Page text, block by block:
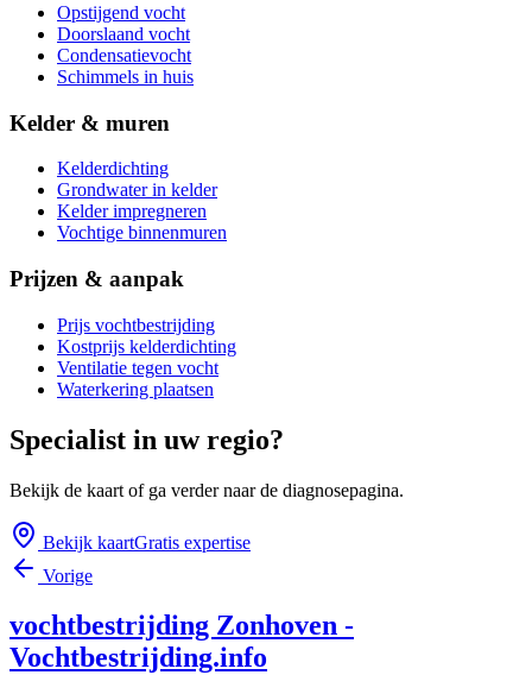
Opstijgend vocht
Doorslaand vocht
Condensatievocht
Schimmels in huis
Kelder & muren
Kelderdichting
Grondwater in kelder
Kelder impregneren
Vochtige binnenmuren
Prijzen & aanpak
Prijs vochtbestrijding
Kostprijs kelderdichting
Ventilatie tegen vocht
Waterkering plaatsen
Specialist in uw regio?
Bekijk de kaart of ga verder naar de diagnosepagina.
Bekijk kaartGratis expertise
Vorige
vochtbestrijding Zonhoven -
Vochtbestrijding.info